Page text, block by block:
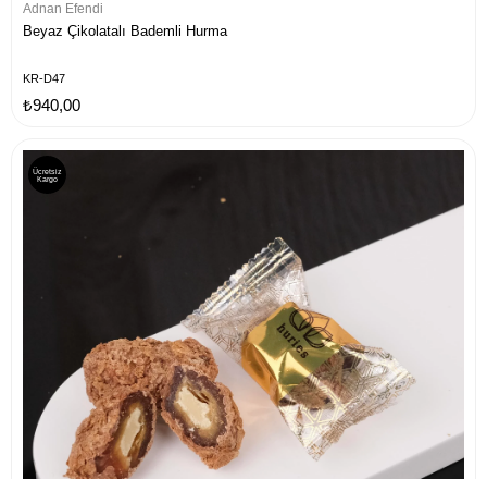
Adnan Efendi
Beyaz Çikolatalı Bademli Hurma
KR-D47
₺940,00
Ücretsiz
Kargo